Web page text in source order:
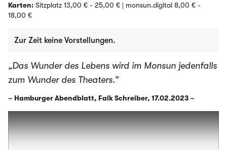
Karten: Sitzplatz 13,00 € - 25,00 € | monsun.digital 8,00 € -
18,00 €
Zur Zeit keine Vorstellungen.
„Das Wunder des Lebens wird im Monsun jedenfalls
zum Wunder des Theaters.”
– Hamburger Abendblatt, Falk Schreiber, 17.02.2023 –